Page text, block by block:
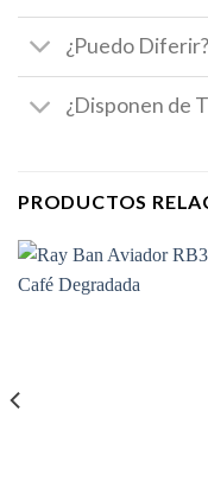
¿Puedo Diferir?
¿Disponen de
PRODUCTOS